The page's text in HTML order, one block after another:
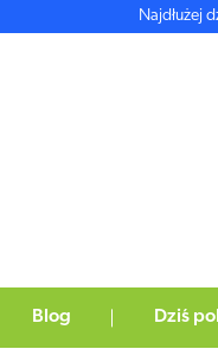
Najdłużej
Blog Dziś